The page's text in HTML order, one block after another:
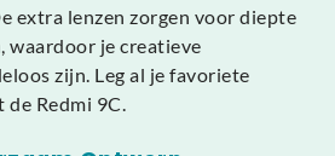
extra lenzen zorgen voor diepte
waardoor je creatieve
zijn. Leg al je favoriete
de Redmi 9C.